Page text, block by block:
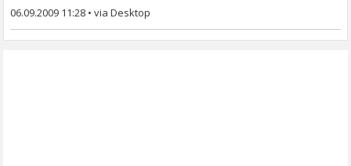
06.09.2009 11:28 •